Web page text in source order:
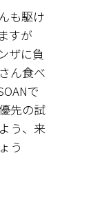
も駆け
すが
ザに負
ん食べ
で
先の試
う、来
う